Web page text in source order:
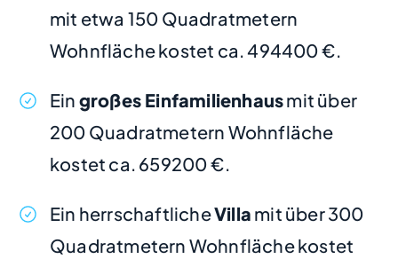
mit etwa 150 Quadratmetern
Wohnfläche kostet ca. 494400 €.
Ein großes Einfamilienhausmit über
200 Quadratmetern Wohnfläche
kostet ca. 659200 €.
Ein herrschaftlicheVilla mit über 300
Quadratmetern Wohnfläche kostet